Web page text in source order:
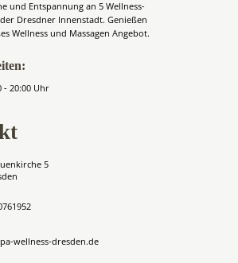
und Entspannung an 5 Wellness-
Dresdner Innenstadt. Genießen
Wellness und Massagen Angebot.
- 20:00 Uhr
5
wellness-dresden.de